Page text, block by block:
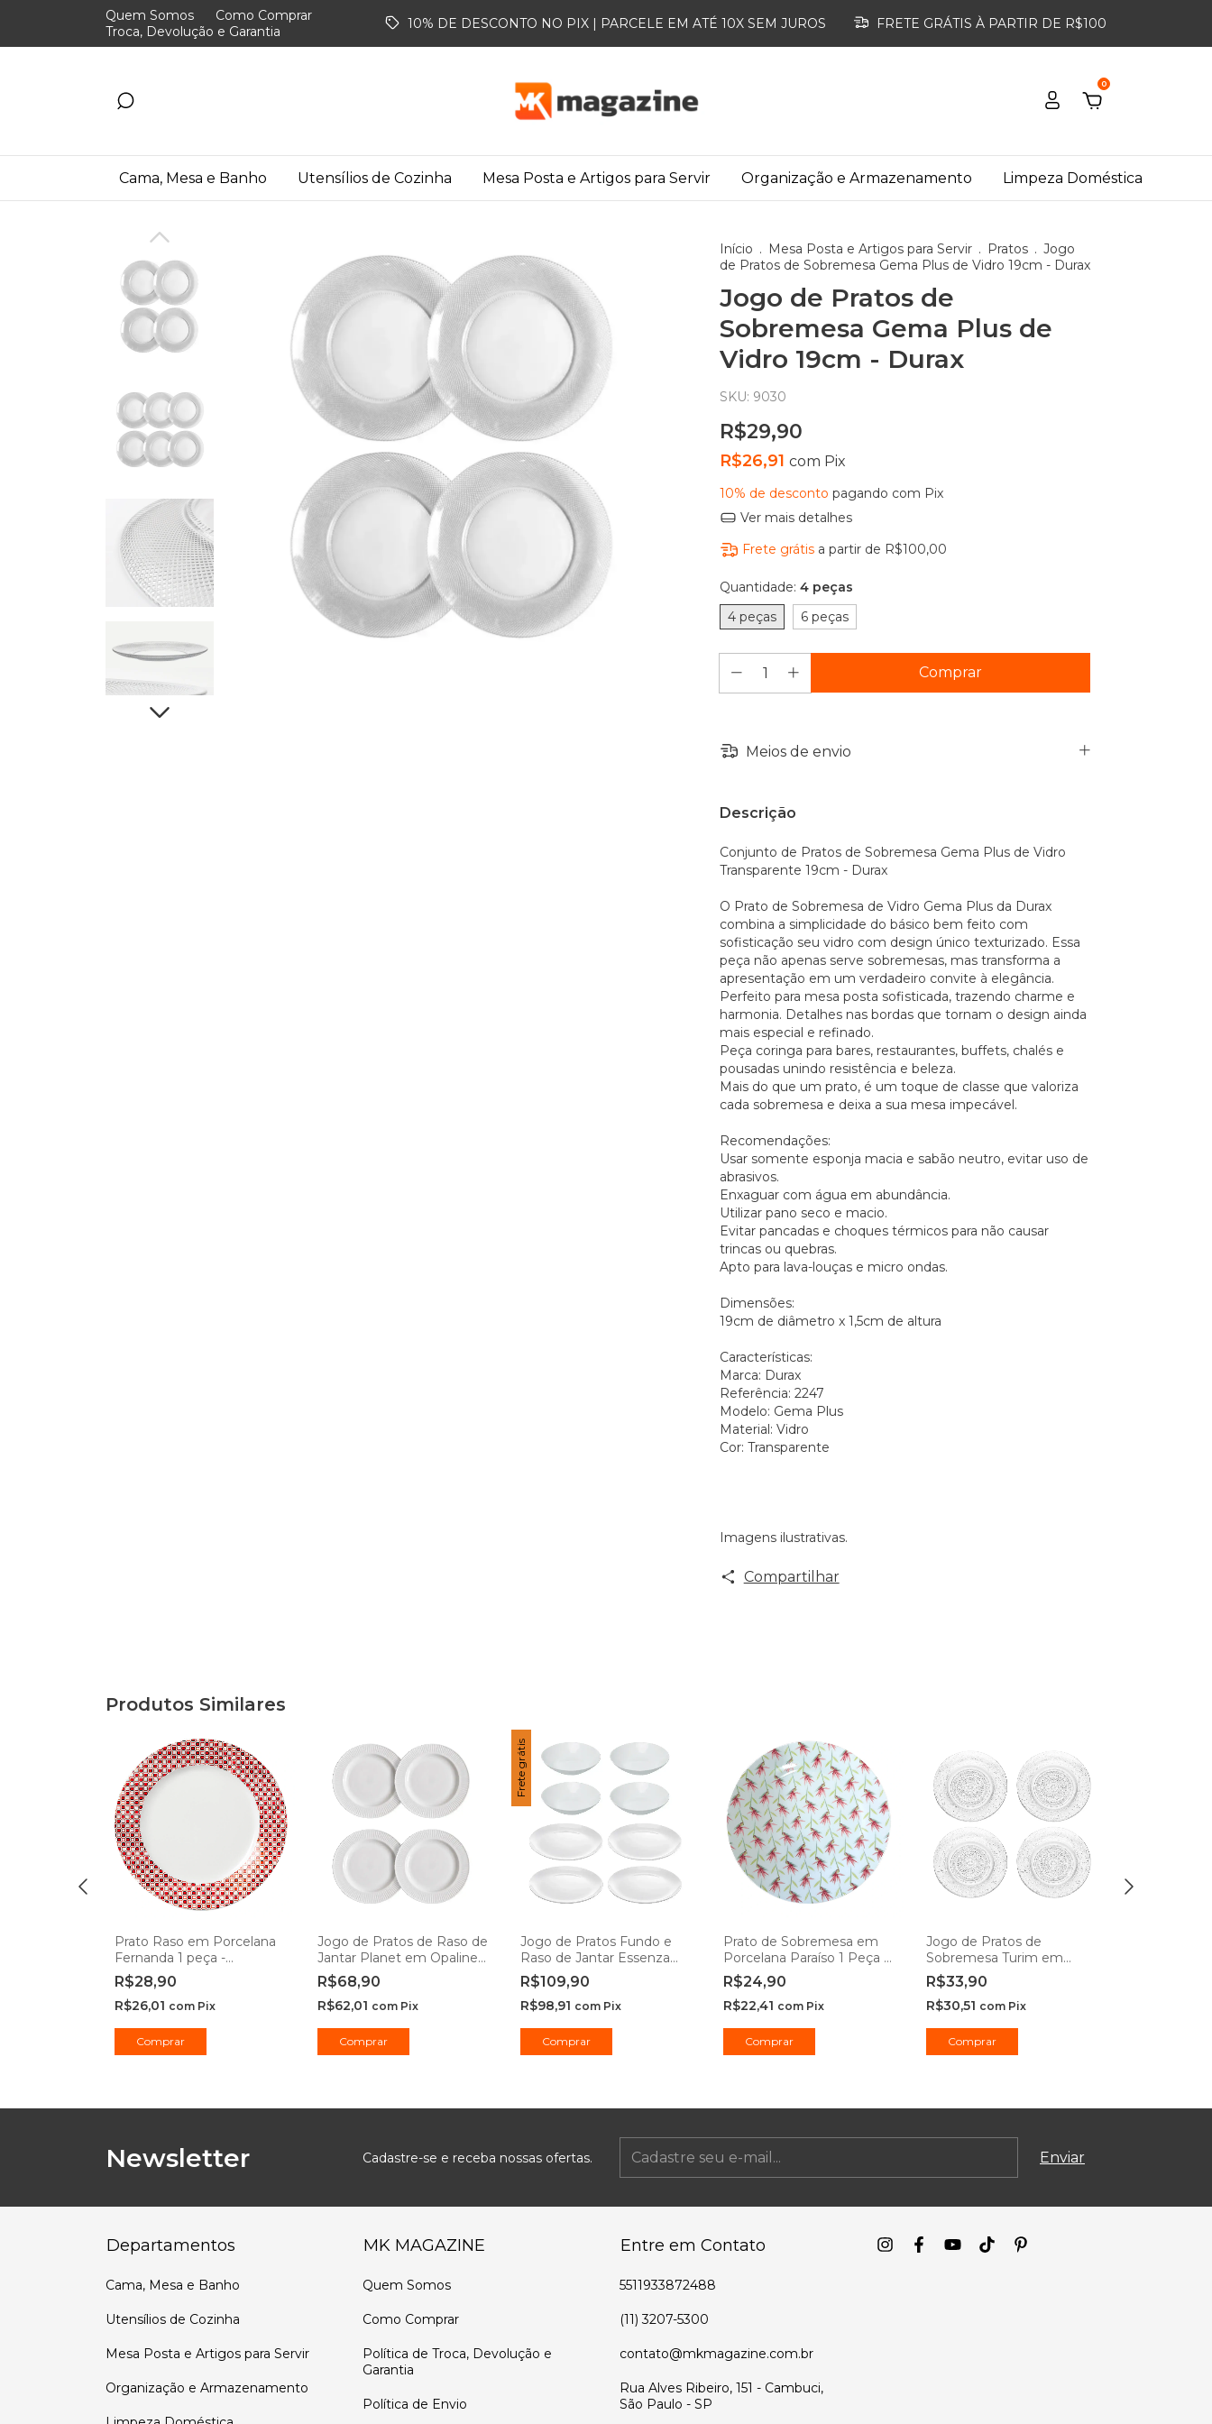
Quem Somos
Como Comprar
Troca, Devolução e Garantia
10% DE DESCONTO NO PIX | PARCELE EM ATÉ 10X SEM JUROS FRETE GRÁTIS À PARTIR DE R$100
0
Cama, Mesa e Banho Utensílios de Cozinha Mesa Posta e Artigos para Servir Organização e Armazenamento Limpeza Doméstica
Início . Mesa Posta e Artigos para Servir . Pratos . Jogo
de Pratos de Sobremesa Gema Plus de Vidro 19cm - Durax
Jogo de Pratos de
Sobremesa Gema Plus de
Vidro 19cm - Durax
SKU: 9030
R$29,90
R$26,91 com Pix
10% de desconto pagando com Pix
Ver mais detalhes
Frete grátis a partir de R$100,00
Quantidade: 4 peças
4 peças
6 peças
Meios de envio
Descrição
Conjunto de Pratos de Sobremesa Gema Plus de Vidro
Transparente 19cm - Durax
O Prato de Sobremesa de Vidro Gema Plus da Durax
combina a simplicidade do básico bem feito com
sofisticação seu vidro com design único texturizado. Essa
peça não apenas serve sobremesas, mas transforma a
apresentação em um verdadeiro convite à elegância.
Perfeito para mesa posta sofisticada, trazendo charme e
harmonia. Detalhes nas bordas que tornam o design ainda
mais especial e refinado.
Peça coringa para bares, restaurantes, buffets, chalés e
pousadas unindo resistência e beleza.
Mais do que um prato, é um toque de classe que valoriza
cada sobremesa e deixa a sua mesa impecável.
Recomendações:
Usar somente esponja macia e sabão neutro, evitar uso de
abrasivos.
Enxaguar com água em abundância.
Utilizar pano seco e macio.
Evitar pancadas e choques térmicos para não causar
trincas ou quebras.
Apto para lava-louças e micro ondas.
Dimensões:
19cm de diâmetro x 1,5cm de altura
Características:
Marca: Durax
Referência: 2247
Modelo: Gema Plus
Material: Vidro
Cor: Transparente
Imagens ilustrativas.
Compartilhar
Produtos Similares
Prato Raso em Porcelana
Fernanda 1 peça -
Hauskraft
R$28,90
R$26,01 com Pix
Jogo de Pratos de Raso de
Jantar Planet em Opaline
25cm - Lehaví
R$68,90
R$62,01 com Pix
Comprar
Frete grátis
Jogo de Pratos Fundo e
Raso de Jantar Essenza
Opaline 20cm e 25cm -
Rojemac Profissional
R$109,90
R$98,91 com Pix
Comprar
Prato de Sobremesa em
Porcelana Paraíso 1 Peça -
Casambiente
R$24,90
R$22,41 com Pix
Jogo de Pratos de
Sobremesa Turim em
Vidro 17,5cm - Hauskraft
R$33,90
R$30,51 com Pix
Comprar
Newsletter Cadastre-se e receba nossas ofertas.
Departamentos
Cama, Mesa e Banho
Utensílios de Cozinha
Mesa Posta e Artigos para Servir
Organização e Armazenamento
MK MAGAZINE
Quem Somos
Como Comprar
Política de Troca, Devolução e
Garantia
Política de Envio
Entre em Contato
5511933872488
(11) 3207-5300
contato@mkmagazine.com.br
Rua Alves Ribeiro, 151 - Cambuci,
São Paulo - SP